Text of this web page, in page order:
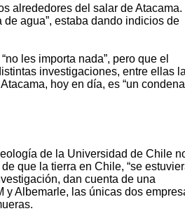
alrededores del salar de Atacama.
agua”, estaba dando indicios de
les importa nada”, pero que el
investigaciones, entre ellas
hoy en día, es “un
de la Universidad de Chile
que la tierra en Chile, “se
dan cuenta de una
y Albemarle, las únicas dos